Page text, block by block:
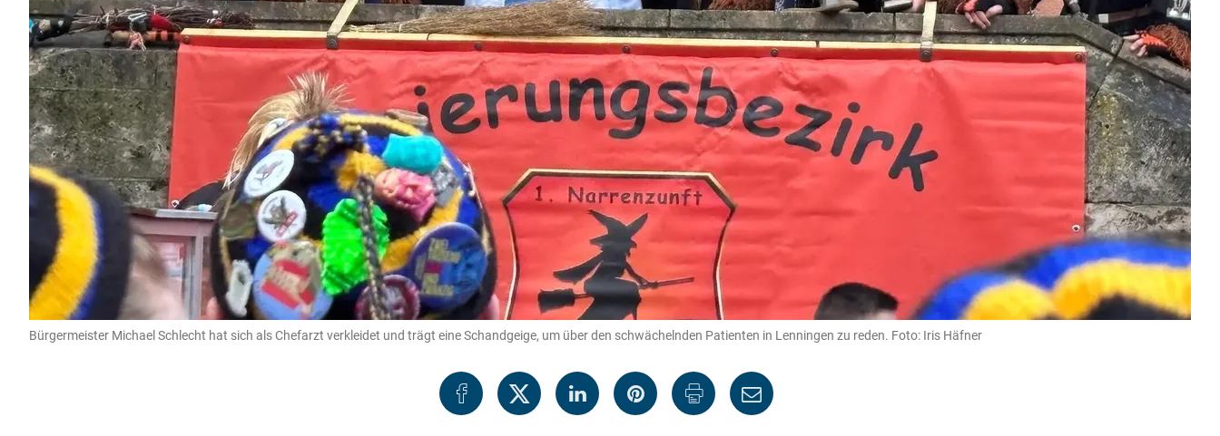
Bürgermeister Michael Schlecht hat sich als Chefarzt verkleidet und trägt eine Schandgeige, um über den schwächelnden Patienten in Lenningen zu reden. Foto: Iris Häfner